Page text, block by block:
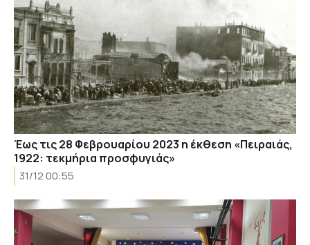
Έως τις 28 Φεβρουαρίου 2023 η έκθεση «Πειραιάς,
1922: τεκμήρια προσφυγιάς»
31/12 00:55